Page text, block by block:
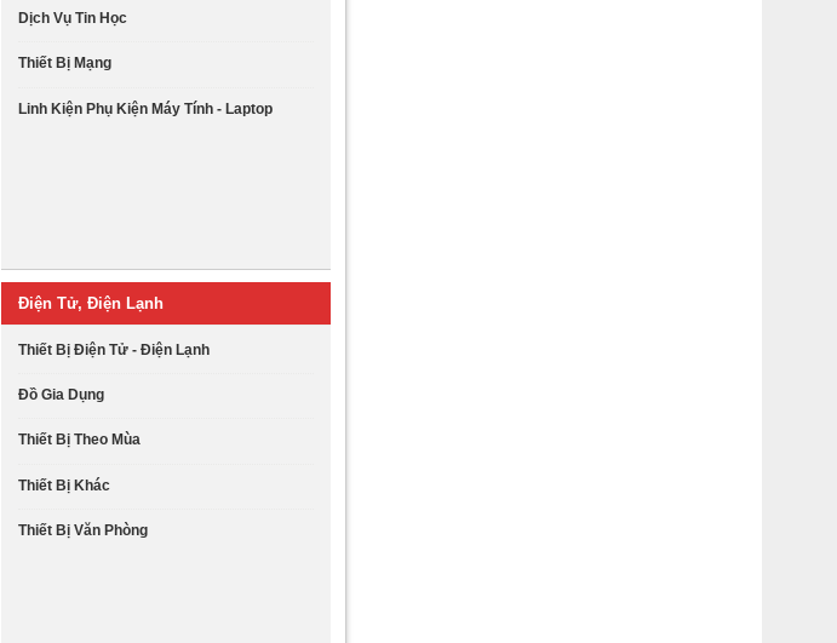
Dịch Vụ Tin Học
Thiết Bị Mạng
Linh Kiện Phụ Kiện Máy Tính - Laptop
Điện Tử, Điện Lạnh
Thiết Bị Điện Tử - Điện Lạnh
Đồ Gia Dụng
Thiết Bị Theo Mùa
Thiết Bị Khác
Thiết Bị Văn Phòng